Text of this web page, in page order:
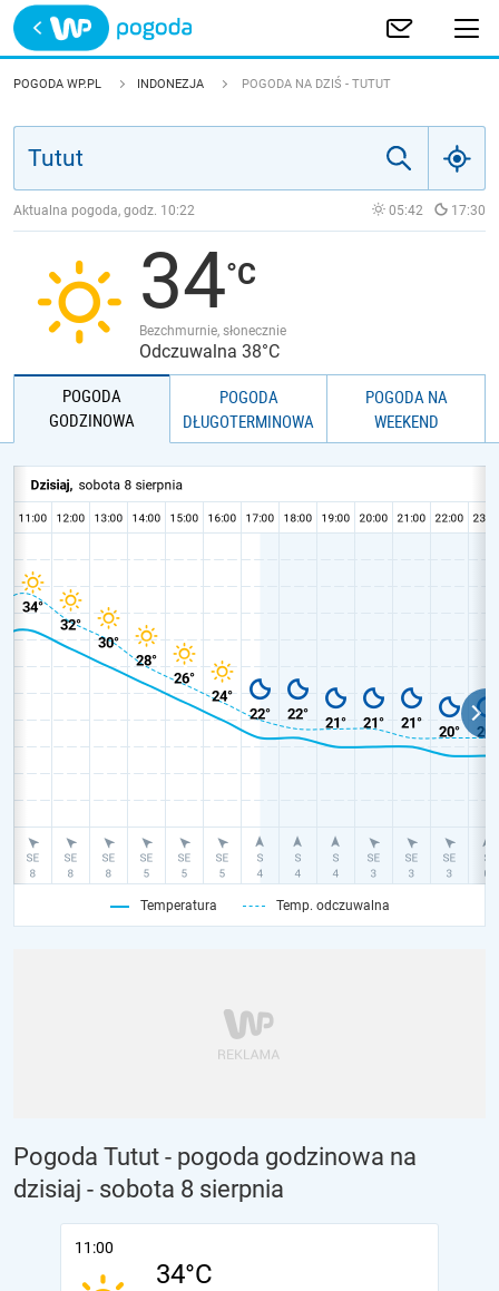
Trwa ładowanie
POLSKA
JAKOŚĆ POWIETRZA
POGODA WP.PL INDONEZJA POGODA NA DZIŚ - TUTUT
Aktualna pogoda, godz. 10:22 05:42 17:30
34
Bezchmurnie, słonecznie
Odczuwalna 38°C
POGODA
GODZINOWA
POGODA
DŁUGOTERMINOWA
POGODA NA
WEEKEND
Temperatura Temp. odczuwalna
Pogoda Tutut - pogoda godzinowa na
dzisiaj - sobota 8 sierpnia
11:00
34°C